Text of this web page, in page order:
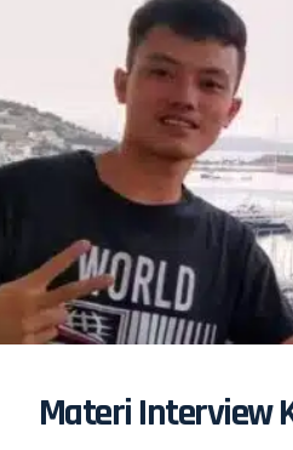
Materi Interview